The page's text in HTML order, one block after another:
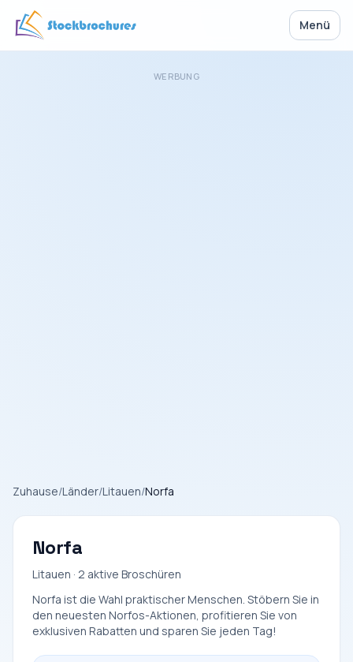
Menü
WERBUNG
Zuhause/Länder/Litauen/Norfa
Norfa
Litauen · 2 aktive Broschüren
Norfa ist die Wahl praktischer Menschen. Stöbern Sie in
den neuesten Norfos-Aktionen, profitieren Sie von
exklusiven Rabatten und sparen Sie jeden Tag!